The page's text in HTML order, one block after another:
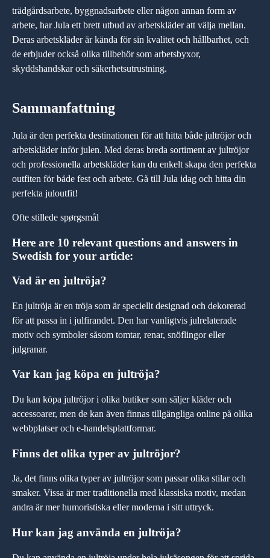
trädgårdsarbete, byggnadsarbete eller någon annan form av
arbete, har Jula ett brett utbud av arbetskläder att välja mellan.
Deras arbetskläder är kända för sin kvalitet och hållbarhet, och
de erbjuder också olika tillbehör som arbetsbyxor,
skyddshandskar och säkerhetsutrustning.
Sammanfattning
Jula är den perfekta destinationen för att hitta både jultröjor och
arbetskläder inför julen. Med deras breda sortiment av jultröjor
och professionella arbetskläder kan du enkelt skapa den perfekta
outfiten för både fest och arbete. Gå till Jula idag och hitta din
perfekta juloutfit!
Ofte stillede spørgsmål
Here are 10 relevant questions and answers in
Swedish for your article:
Vad är en jultröja?
En jultröja är en tröja som är speciellt designad och dekorerad
för att passa in i julfirandet. Den har vanligtvis julrelaterade
motiv och symboler såsom tomtar, renar, snöflingor eller
julgranar.
Var kan jag köpa en jultröja?
Du kan köpa jultröjor i olika butiker som säljer kläder och
accessoarer, men de kan även finnas tillgängliga online på olika
webbplatser och e-handelsplattformar.
Finns det olika typer av jultröjor?
Ja, det finns olika typer av jultröjor som passar olika stilar och
smaker. Vissa är mer traditionella med klassiska motiv, medan
andra är mer humoristiska eller moderna i sitt uttryck.
Hur kan jag använda en jultröja?